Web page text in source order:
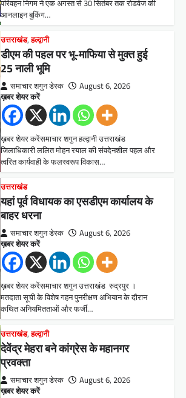
परिवहन निगम ने एक अगस्त से 30 सितंबर तक रोडवेज की
आनलाइन बुकिंग…
उत्तराखंड,हल्द्वानी
डीएम की पहल पर भू-माफिया से मुक्त हुई
25 नाली भूमि
समाचार शगुन डेस्क August 6, 2026
ख़बर शेयर करें
ख़बर शेयर करेंसमाचार शगुन हल्द्वानी उत्तराखंड
जिलाधिकारी ललित मोहन रयाल की संवदेनशील पहल और
त्वरित कार्यवाही के फलस्वरूप विकास…
उत्तराखंड
यहां पूर्व विधायक का एसडीएम कार्यालय के
बाहर धरना
समाचार शगुन डेस्क August 6, 2026
ख़बर शेयर करें
ख़बर शेयर करेंसमाचार शगुन उत्तराखंड रुद्रपुर ।
मतदाता सूची के विशेष गहन पुनरीक्षण अभियान के दौरान
कथित अनियमितताओं और फर्जी…
उत्तराखंड,हल्द्वानी
देवेंद्र मेहरा बने कांग्रेस के महानगर
प्रवक्ता
समाचार शगुन डेस्क August 6, 2026
ख़बर शेयर करें